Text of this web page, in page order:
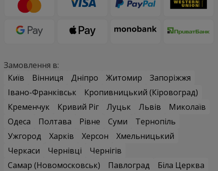
Замовлення в:
Київ
Вінниця Дніпро Житомир
Запоріжжя
Івано-Франківськ
Кропивницький (Кіровоград)
Кременчук
Кривий Ріг Луцьк Львів
Миколаїв
Одеса
Полтава Рівне Суми
Тернопіль
Ужгород
Харків Херсон
Хмельницький
Черкаси
Чернівці
Чернігів
Самар (Новомосковськ)
Павлоград
Біла Церква